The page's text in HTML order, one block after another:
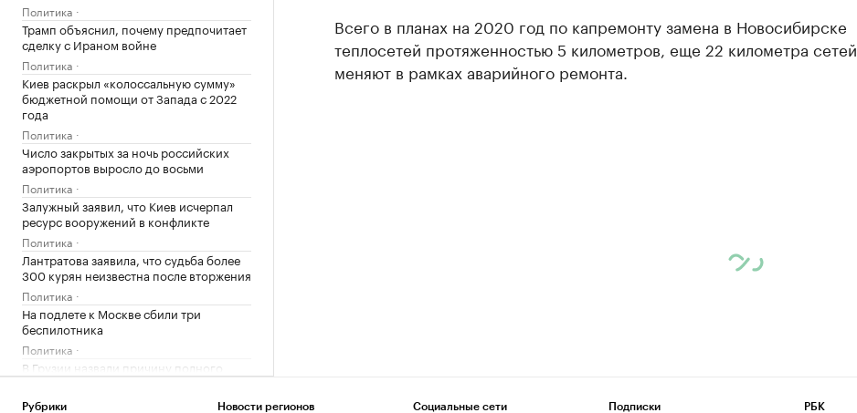
Политика
Трамп объяснил, почему предпочитает
сделку с Ираном войне
Политика
Киев раскрыл «колоссальную сумму»
бюджетной помощи от Запада с 2022
года
Политика
Число закрытых за ночь российских
аэропортов выросло до восьми
Политика
Залужный заявил, что Киев исчерпал
ресурс вооружений в конфликте
Политика
Лантратова заявила, что судьба более
300 курян неизвестна после вторжения
Политика
На подлете к Москве сбили три
беспилотника
Политика
В Грузии назвали причину полного
блэкаута в стране
Общество
Всего в планах на 2020 год по капремонту замена в Новосибирске
теплосетей протяженностью 5 километров, еще 22 километра сетей
меняют в рамках аварийного ремонта.
Рубрики Новости регионов Социальные сети Подписки РБК